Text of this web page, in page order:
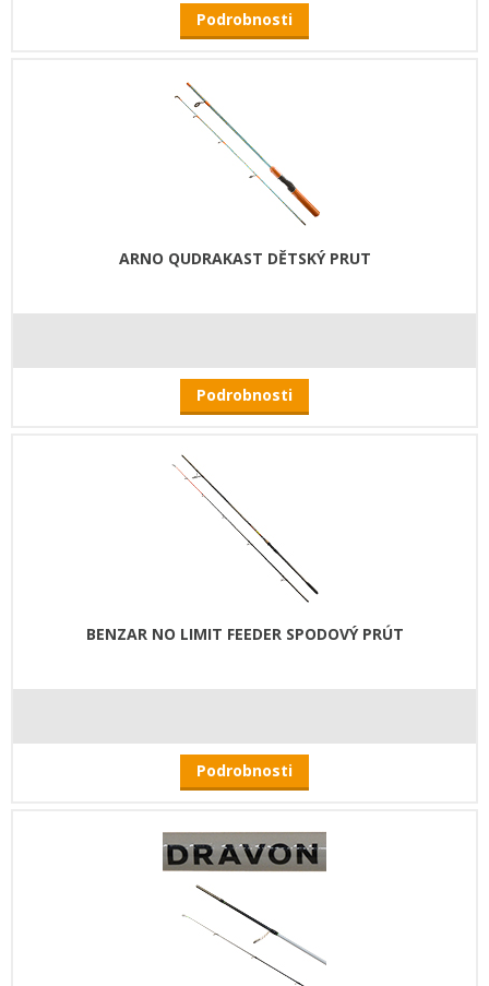
Podrobnosti
ARNO QUDRAKAST DĚTSKÝ PRUT
Podrobnosti
BENZAR NO LIMIT FEEDER SPODOVÝ PRÚT
Podrobnosti